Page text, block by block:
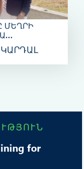
ՄԵՂՐԻ
ԿԱՐԴԱԼ
for